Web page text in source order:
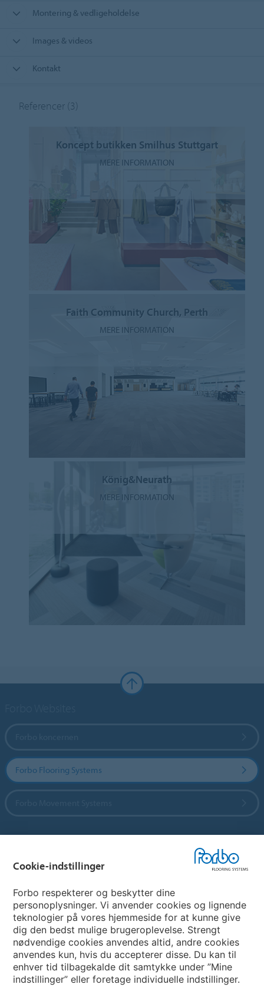
Montering & vedligeholdelse
Images & videos
Kontakt
Referencer (3)
Koncept butikken Smilhus Stuttgart
MERE INFORMATION
Faith Community Church, Perth
MERE INFORMATION
König&Neurath
MERE INFORMATION
Forbo Flooring Systems
My Forbo
Nuway entrance systems
Cookie-indstillinger
Forbo respekterer og beskytter dine
personoplysninger. Vi anvender cookies og lignende
teknologier på vores hjemmeside for at kunne give
dig den bedst mulige brugeroplevelse. Strengt
nødvendige cookies anvendes altid, andre cookies
anvendes kun, hvis du accepterer disse. Du kan til
enhver tid tilbagekalde dit samtykke under ”Mine
indstillinger” eller foretage individuelle indstillinger.